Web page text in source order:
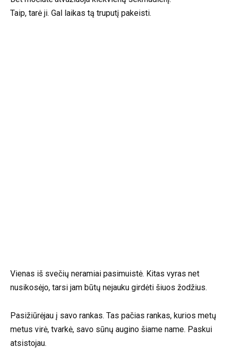
Taip, tarė ji. Gal laikas tą truputį pakeisti.
Vienas iš svečių neramiai pasimuistė. Kitas vyras net
nusikosėjo, tarsi jam būtų nejauku girdėti šiuos žodžius.
Pasižiūrėjau į savo rankas. Tas pačias rankas, kurios metų
metus virė, tvarkė, savo sūnų augino šiame name. Paskui
atsistojau.